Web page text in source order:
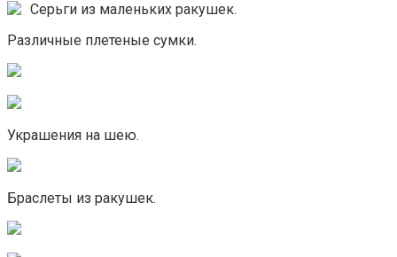
Серьги из маленьких ракушек.
Различные плетеные сумки.
Украшения на шею.
Браслеты из ракушек.